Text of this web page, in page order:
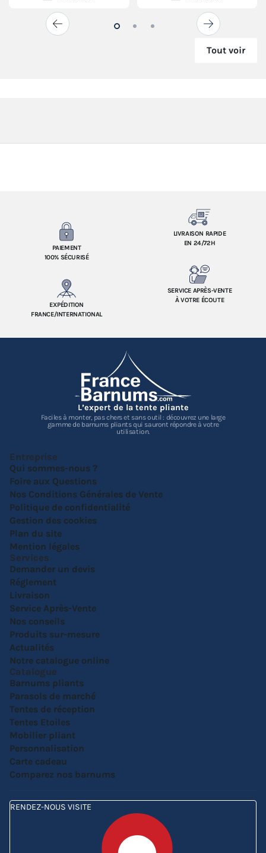
Tout voir
PAIEMENT
100% SÉCURISÉ
LIVRAISON RAPIDE
EN 24/72H
EXPÉDITION
FRANCE/INTERNATIONAL
SERVICE APRÈS-VENTE
À VOTRE ÉCOUTE
L’expert de la tente pliante
Faciles à monter, pas chers et sans outil : découvrez une large
gamme de barnums pliants qui sauront répondre à votre
utilisation.
Entreprise
Qui sommes-nous ?
Foire aux Questions
Nos Conditions Générales de Vente
Politique de confidentialité
Gestion des cookies
Plan du site
Mention légales
Services
Demander un devis
Réglement
Livraison
Service Après-Vente
Nos conseils
Produits sur-mesure
Actualités
Notre catalogue online
Catalogue
Barnums pliants
Parasols de marché
Tentes de réception
Tentes Etoiles
Mobilier pliant
Personnalisation
Carte cadeau
Comparez nos barnums
RENDEZ-NOUS VISITE